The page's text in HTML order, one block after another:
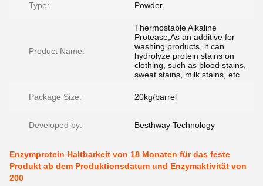
Type: Powder
Product Name:
Thermostable Alkaline
Protease,As an additive for
washing products, it can
hydrolyze protein stains on
clothing, such as blood stains,
sweat stains, milk stains, etc
Package Size: 20kg/barrel
Developed by: Besthway Technology
Enzymprotein Haltbarkeit von 18 Monaten für das feste
Produkt ab dem Produktionsdatum und Enzymaktivität von
200